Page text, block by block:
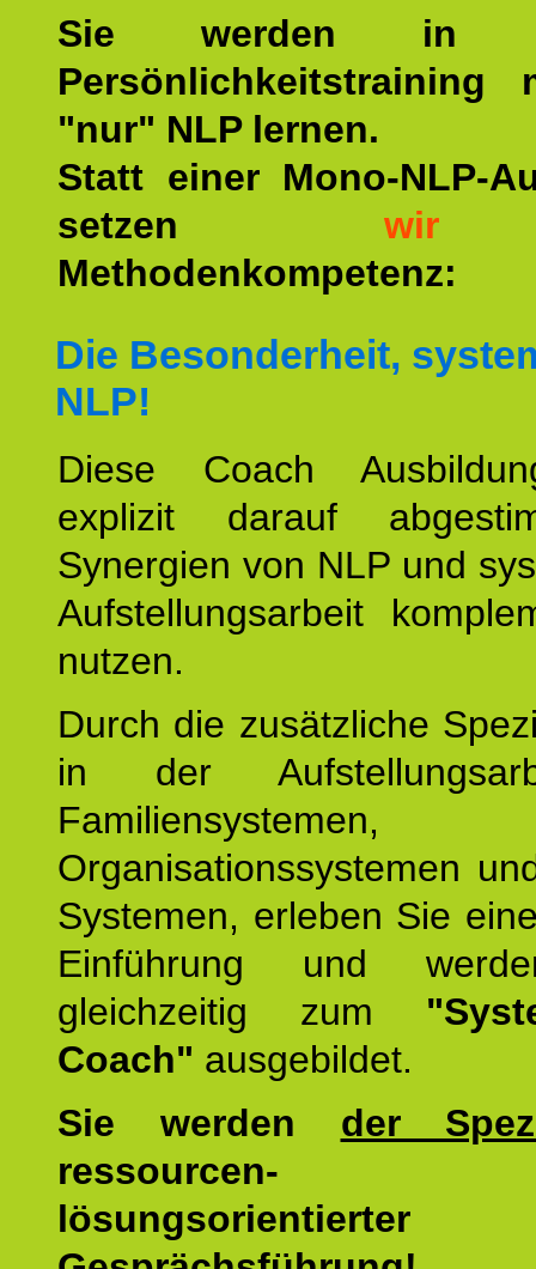
Sie werden in
Persönlichkeitstraining
"nur" NLP lernen.
Statt einer Mono-NLP-
setzen wir
Methodenkompetenz:
Die Besonderheit,
NLP!
Diese Coach
explizit darauf
Synergien von NLP und
Aufstellungsarbeit
nutzen.
Durch die zusätzliche
in der
Familiensystemen,
Organisationssystemen
Systemen, erleben Sie
Einführung und
gleichzeitig zum
Coach" ausgebildet.
Sie werden der
lösungsorientierter